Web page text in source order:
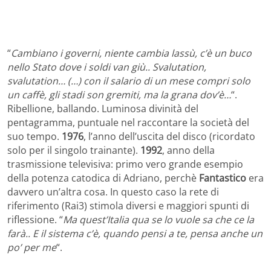
“Cambiano i governi, niente cambia lassù, c’è un buco
nello Stato dove i soldi van giù.. Svalutation,
svalutation… (…) con il salario di un mese compri solo
un caffè, gli stadi son gremiti, ma la grana dov’è…“.
Ribellione, ballando. Luminosa divinità del
pentagramma, puntuale nel raccontare la società del
suo tempo. 1976, l’anno dell’uscita del disco (ricordato
solo per il singolo trainante). 1992, anno della
trasmissione televisiva: primo vero grande esempio
della potenza catodica di Adriano, perchè Fantastico era
davvero un’altra cosa. In questo caso la rete di
riferimento (Rai3) stimola diversi e maggiori spunti di
riflessione. “Ma quest’Italia qua se lo vuole sa che ce la
farà.. E il sistema c’è, quando pensi a te, pensa anche un
po’ per me“.